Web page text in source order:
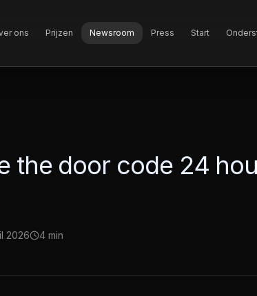
ons Prijzen Newsroom Press Start
the door code 24
2026 4 min